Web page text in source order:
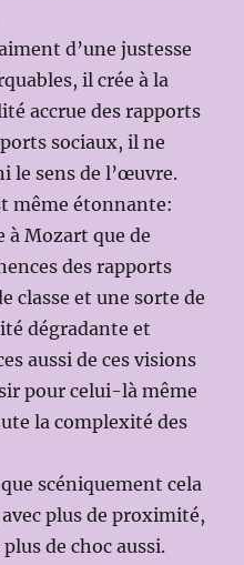
d’une justesse
il crée à la
accrue des rapports
sociaux, il ne
le sens de l’œuvre.
même étonnante:
à Mozart que de
des rapports
classe et une sorte de
dégradante et
aussi de ces visions
pour celui-là même
la complexité des
scéniquement cela
plus de proximité,
de choc aussi.